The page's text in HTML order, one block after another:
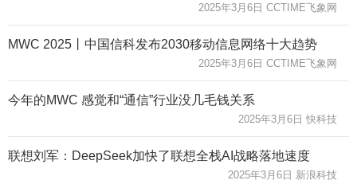
2025年3月6日 CCTIME飞象网
MWC 2025丨中国信科发布2030移动信息网络十大趋势
2025年3月6日 CCTIME飞象网
今年的MWC 感觉和“通信”行业没几毛钱关系
2025年3月6日 快科技
联想刘军：DeepSeek加快了联想全栈AI战略落地速度
2025年3月6日 新浪科技